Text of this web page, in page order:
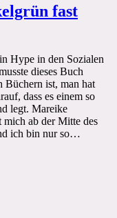
fast
Hype in den Sozialen
dieses Buch
Büchern ist, man hat
dass es einem so
legt. Mareike
ab der Mitte des
ich bin nur so…